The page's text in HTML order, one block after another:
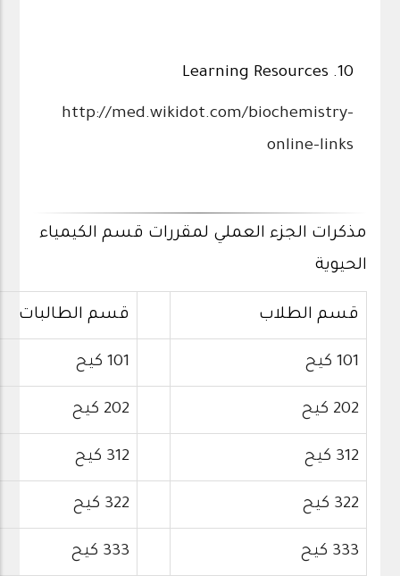
10. Learning Resources
http://med.wikidot.com/biochemistry-
online-links
مذكرات الجزء العملي لمقررات قسم الكيمياء
الحيوية
قسم الطلاب قسم الطالبات
101 كيح 101 كيح
202 كيح 202 كيح
312 كيح 312 كيح
322 كيح 322 كيح
333 كيح 333 كيح